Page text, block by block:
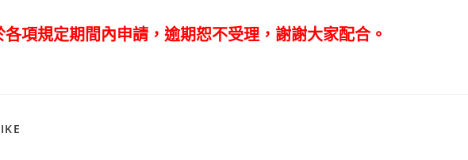
項規定期間內申請，逾期恕不受理，謝謝大家配合。